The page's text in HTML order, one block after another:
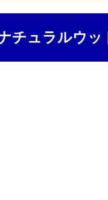
チュラルウッ